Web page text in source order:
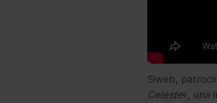
Siweb,
Celeste«, una